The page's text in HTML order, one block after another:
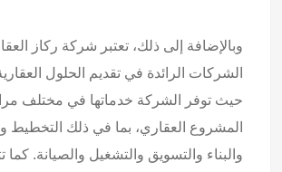
وبالإضافة إلى ذلك، تعتبر شركة ركاز
الشركات الرائدة في تقديم الحلول
حيث توفر الشركة خدماتها في مختلف
المشروع العقاري، بما في ذلك التخطيط
والبناء والتسويق والتشغيل والصيانة. كما